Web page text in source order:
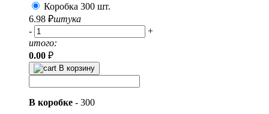
Коробка 300 шт.
6.98 ₽штука
-
+
итого:
0.00 ₽
В корзину
В коробке - 300